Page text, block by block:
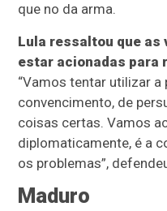
que no da arma.
Lula ressaltou que as
estar acionadas para
“Vamos tentar utilizar
convencimento, de
coisas certas. Vamos
diplomaticamente, é a
os problemas”,
Maduro